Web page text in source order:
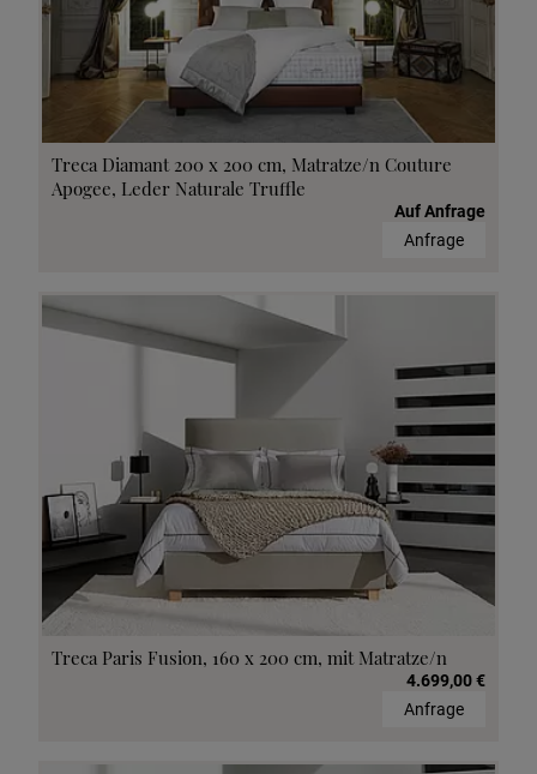
Treca Diamant 200 x 200 cm, Matratze/n Couture
Apogee, Leder Naturale Truffle
Auf Anfrage
Anfrage
Treca Paris Fusion, 160 x 200 cm, mit Matratze/n
4.699,00 €
Anfrage